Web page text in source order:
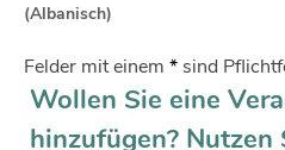
(Albanisch)
Felder mit einem * sind
Wollen Sie eine
hinzufügen? Nutzen